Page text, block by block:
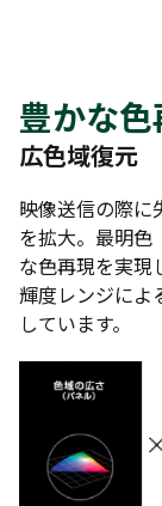
豊かな
広色域復元
映像送信の際
を拡大。最明色
な色再現を実現
輝度レンジによ
しています。